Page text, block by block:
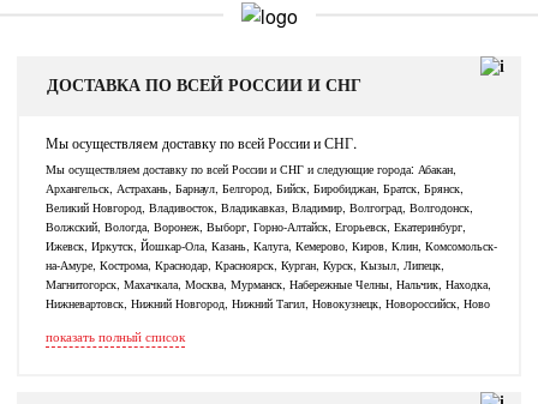
ДОСТАВКА ПО ВСЕЙ РОССИИ И СНГ
Мы осуществляем доставку по всей России и СНГ.
Мы осуществляем доставку по всей России и СНГ и следующие города: Абакан,
Архангельск, Астрахань, Барнаул, Белгород, Бийск, Биробиджан, Братск, Брянск,
Великий Новгород, Владивосток, Владикавказ, Владимир, Волгоград, Волгодонск,
Волжский, Вологда, Воронеж, Выборг, Горно-Алтайск, Егорьевск, Екатеринбург,
Ижевск, Иркутск, Йошкар-Ола, Казань, Калуга, Кемерово, Киров, Клин, Комсомольск-
на-Амуре, Кострома, Краснодар, Красноярск, Курган, Курск, Кызыл, Липецк,
Магнитогорск, Махачкала, Москва, Мурманск, Набережные Челны, Нальчик, Находка,
Нижневартовск, Нижний Новгород, Нижний Тагил, Новокузнецк, Новороссийск, Ново
показать полный список